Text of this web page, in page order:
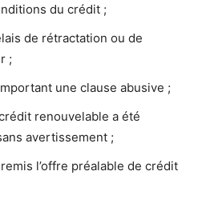
du crédit ;
de rétractation ou de
;
une clause abusive ;
renouvelable a été
avertissement ;
l’offre préalable de crédit